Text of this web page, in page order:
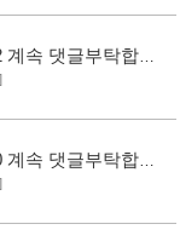
속 댓글부탁합니
속 댓글부탁합니